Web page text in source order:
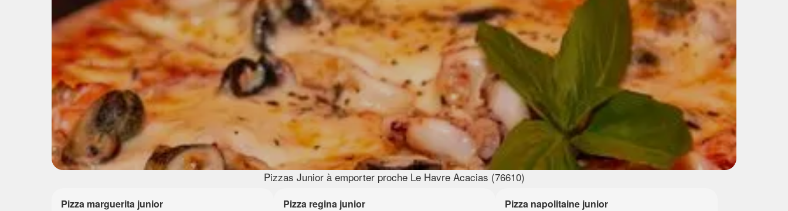
Pizzas Junior à emporter proche Le Havre Acacias (76610)
Pizza marguerita junior Pizza regina junior Pizza napolitaine junior